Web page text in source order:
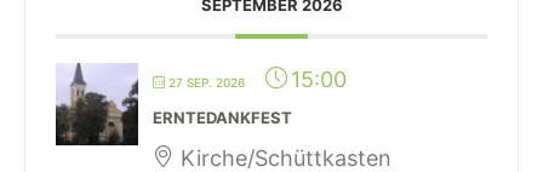
SEPTEMBER 2026
27 SEP. 2026 15:00
ERNTEDANKFEST
Kirche/Schüttkasten